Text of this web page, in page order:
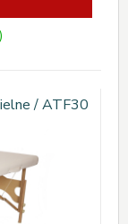
/ ATF30